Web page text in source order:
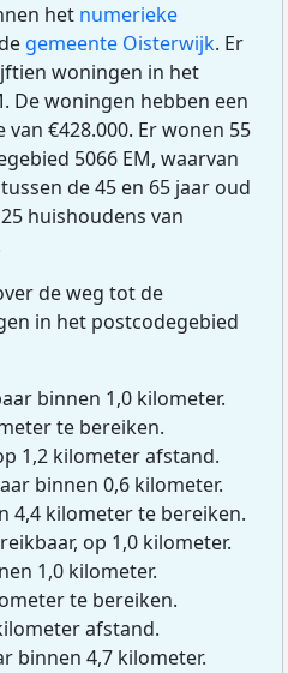
het numerieke
gemeente Oisterwijk. Er
woningen in het
De woningen hebben een
van €428.000. Er wonen 55
5066 EM, waarvan
de 45 en 65 jaar oud
huishoudens van
de weg tot de
in het postcodegebied
binnen 1,0 kilometer.
te bereiken.
1,2 kilometer afstand.
binnen 0,6 kilometer.
4,4 kilometer te bereiken.
op 1,0 kilometer.
1,0 kilometer.
te bereiken.
afstand.
binnen 4,7 kilometer.